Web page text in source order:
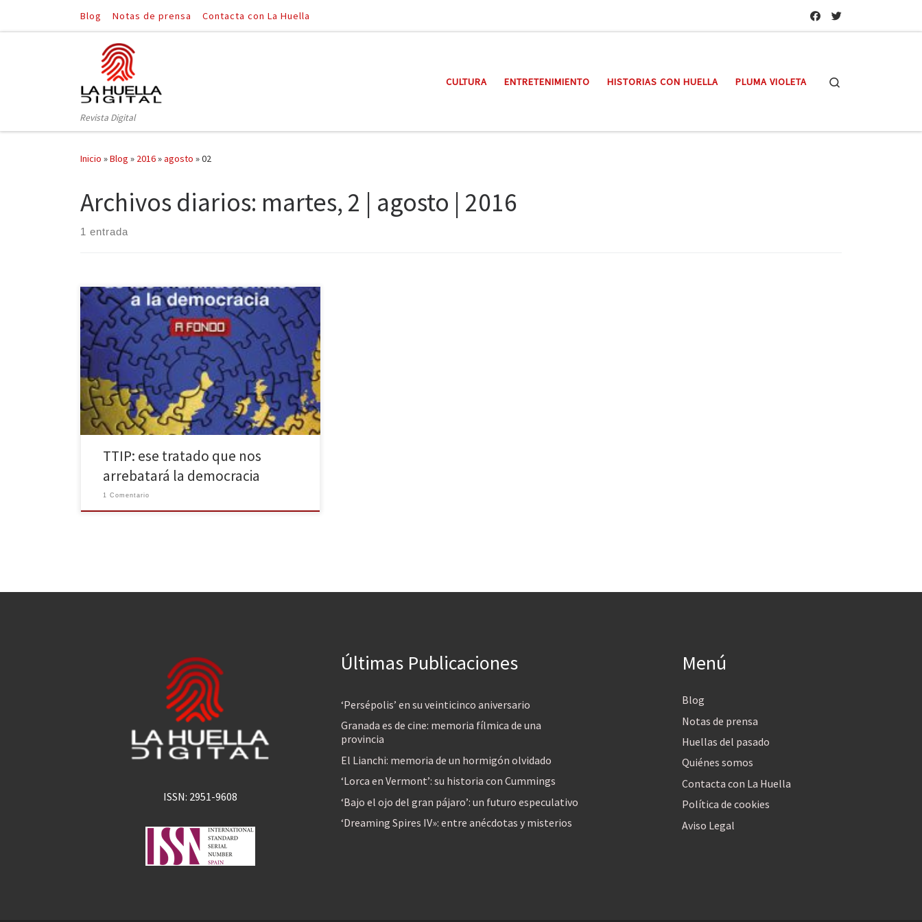
Saltar al contenido
Blog Notas de prensa Contacta con La Huella
Revista Digital
CULTURA ENTRETENIMIENTO HISTORIAS CON HUELLA PLUMA VIOLETA
Inicio »Blog » 2016»agosto »02
Archivos diarios: martes, 2 | agosto | 2016
1 entrada
Si un ciudadano o una ciudadana piensa en las veces
que se ha tratado el espinoso asunto del Acuerdo
Transatlántico para el Comercio y la Inversión, o TTIP,
como es conocido, en las pantallas de los televisores
o en las páginas de los diarios, se encontrará con que
en muy […]
TTIP: ese tratado que nos
arrebatará la democracia
1 Comentario
ISSN: 2951-9608
Últimas Publicaciones
‘Persépolis’ en su veinticinco aniversario
Granada es de cine: memoria fílmica de una
provincia
El Lianchi: memoria de un hormigón olvidado
‘Lorca en Vermont’: su historia con Cummings
‘Bajo el ojo del gran pájaro’: un futuro especulativo
‘Dreaming Spires IV»: entre anécdotas y misterios
Menú
Blog
Notas de prensa
Huellas del pasado
Quiénes somos
Contacta con La Huella
Política de cookies
Aviso Legal